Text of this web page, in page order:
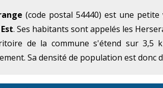
(code postal 54440) est une petite
. Ses habitants sont appelés les
de la commune s'étend sur 3,5
Sa densité de population est donc